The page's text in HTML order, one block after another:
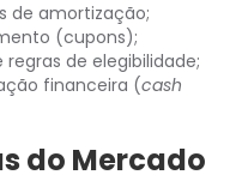
de amortização;
(cupons);
de elegibilidade;
financeira (cash
do Mercado